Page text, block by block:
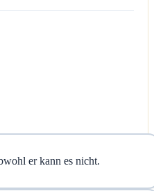
er kann es nicht.